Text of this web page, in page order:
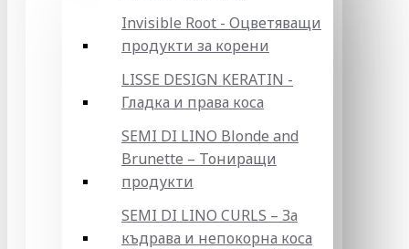
Invisible Root - Оцветяващи
продукти за корени
LISSE DESIGN KERATIN -
Гладка и права коса
SEMI DI LINO Blonde and
Brunette – Тониращи
продукти
SEMI DI LINO CURLS – За
къдрава и непокорна коса